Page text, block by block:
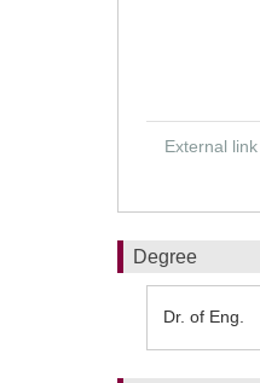
External link
Degree
Dr. of Eng.